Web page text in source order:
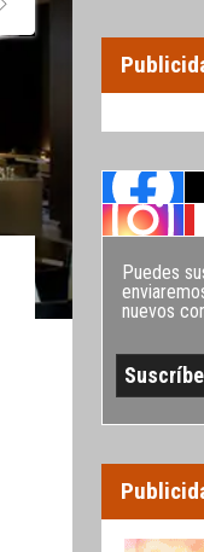
Puedes
nuevos